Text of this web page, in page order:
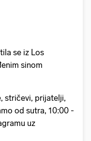
se iz Los
sinom
stričevi, prijatelji,
od sutra, 10:00 -
uz